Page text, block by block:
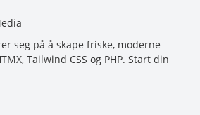
seg på å skape friske, moderne
Tailwind CSS og PHP. Start din